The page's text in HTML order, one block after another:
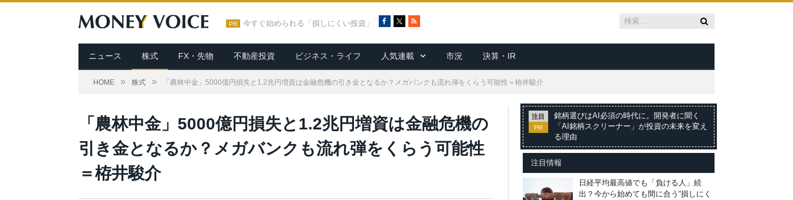
PR 今すぐ始められる「損しにくい投資」
c
e
b
R
S
ニュース 株式 FX・先物 不動産投資 ビジネス・ライフ 人気連載 市況 決算・IR
HOME » 株式 » 「農林中金」5000億円損失と1.2兆円増資は金融危機の引き金となるか？メガバンクも流れ弾をくらう可能性＝栫井駿介
「農林中金」5000億円損失と1.2兆円増資は金融危機の
引き金となるか？メガバンクも流れ弾をくらう可能性
＝栫井駿介
注目
PR
銘柄選びはAI必須の時代に。開発者に聞く
「AI銘柄スクリーナー」が投資の未来を変え
る理由
注目情報
日経平均最高値でも「負ける人」続
出？今から始めても間に合う“損しにく